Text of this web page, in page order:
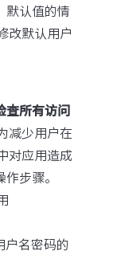
默认值的情
改默认用户
查所有访问
减少用户在
对应用造成
步骤。
户名密码的